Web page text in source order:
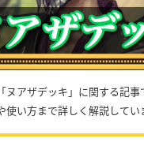
ヌアザデッキ」に関する記
い方まで詳しく解説してい